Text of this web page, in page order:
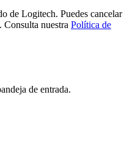
de Logitech. Puedes cancelar
nuestra Política de
de entrada.